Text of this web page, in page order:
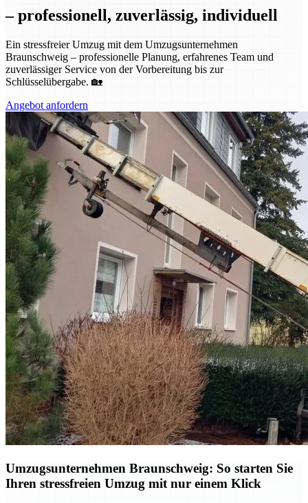
– professionell, zuverlässig, individuell
Ein stressfreier Umzug mit dem Umzugsunternehmen
Braunschweig – professionelle Planung, erfahrenes Team und
zuverlässiger Service von der Vorbereitung bis zur
Schlüsselübergabe. 🏡
Angebot anfordern
Umzugsunternehmen Braunschweig: So starten Sie
Ihren stressfreien Umzug mit nur einem Klick